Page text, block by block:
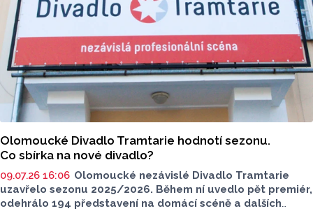
Olomoucké Divadlo Tramtarie hodnotí sezonu.
Co sbírka na nové divadlo?
09.07.26 16:06 Olomoucké nezávislé Divadlo Tramtarie
uzavřelo sezonu 2025/2026. Během ní uvedlo pět premiér,
odehrálo 194 představení na domácí scéně a dalších